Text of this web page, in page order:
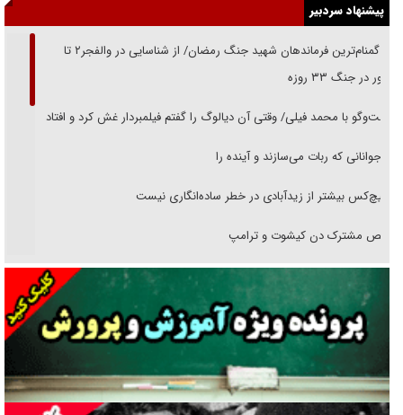
پیشنهاد سردبیر
از گمنام‌ترین فرماندهان شهید جنگ رمضان/ از شناسایی در والفجر۲ تا
حضور در جنگ ۳۳ روزه
گفت‌وگو با محمد فیلی/ وقتی آن دیالوگ را گفتم فیلمبردار غش کرد و افتاد
نوجوانانی که ربات می‌سازند و آینده را
هیچ‌کس بیشتر از زیدآبادی در خطر ساده‌انگاری نیست
رقص مشترک دن کیشوت و ترامپ
دنده دولت به واگذاری مسئله‌دار ایران‌خودرو/ خصوصی‌سازی یا انحصار؟
غریزه‌ی بقا و آقای باقی و رفقا
جراحی‌های زیبایی با مدرک فوق‌دیپلم! + گفت‌وگو با متهم
گفت‌وگو با همسر یکی از شهدای جنگ رمضان/ پیکر بی‌سر شهید را از